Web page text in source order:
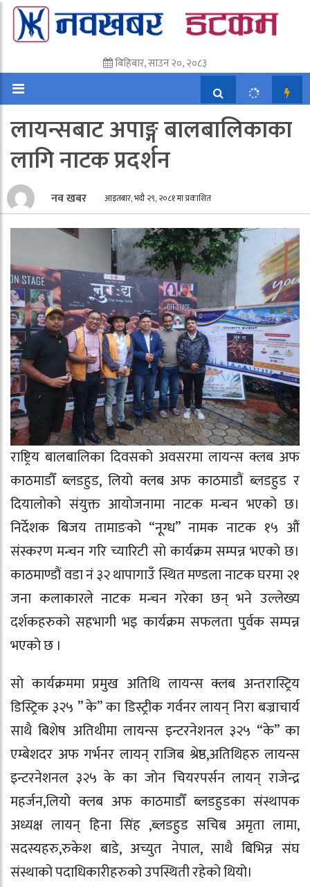
बिहिबार, साउन २०, २०८३
लायन्सबाट अपाङ्ग बालबालिकाका
लागि नाटक प्रदर्शन
नव खबर आइतबार, भदौ २९, २०८१ मा प्रकाशित
राष्ट्रिय बालबालिका दिवसको अवसरमा लायन्स क्लब अफ
काठमाडौँ ब्लडहुड, लियो क्लब अफ काठमाडौं ब्लडहुड र
दियालोको संयुक्त आयोजनामा नाटक मन्चन भएको छ।
निर्देशक बिजय तामाङको “नूग्ध” नामक नाटक १५ औं
संस्करण मन्चन गरि च्यारिटी सो कार्यक्रम सम्पन्न भएको छ।
काठमाण्डौं वडा नं ३२ थापागाउँ स्थित मण्डला नाटक घरमा २१
जना कलाकारले नाटक मन्चन गरेका छन् भने‌ उल्लेख्य
दर्शकहरुको सहभागी भइ कार्यक्रम सफलता पुर्वक सम्पन्न
भएकाे छ ।
सो‌ कार्यक्रममा प्रमुख अतिथि लायन्स क्लब अन्तरास्ट्रिय
डिस्ट्रिक ३२५ ” के” का डिस्ट्रीक गर्वनर लायन् निरा बज्राचार्य
साथै बिशेष अतिथीमा लायन्स इन्टरनेशनल ३२५ “के” का
एम्बेशदर अफ गर्भनर लायन् राजिब श्रेष्ठ,अतिथिहरु लायन्स
इन्टरनेशनल ३२५ के का जोन चियरपर्सन लायन् राजेन्द्र
महर्जन,लियो क्लब अफ काठमाडौँ ब्लडहुडका संस्थापक
अध्यक्ष लायन् हिना सिंह ,ब्लडहुड सचिब अमृता लामा,
सदस्यहरु,रुकेश बाडे, अच्युत नेपाल, साथै बिभिन्न संघ
संस्थाको पदाधिकारीहरुको उपस्थिती रहेको थियो।